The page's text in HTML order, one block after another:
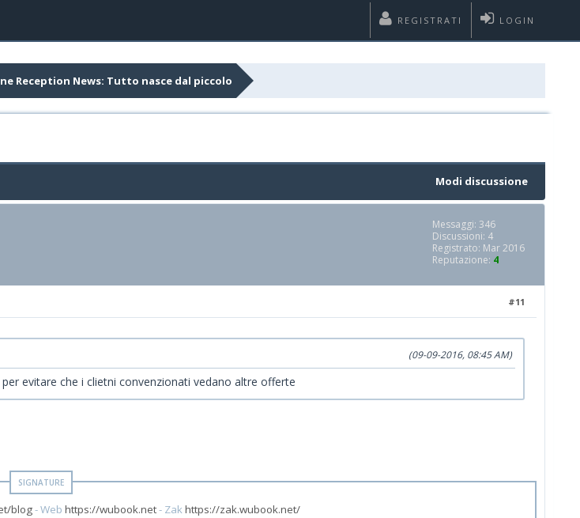
LOGIN
REGISTRATI
Reception News: Tutto nasce dal piccolo
Modi discussione
Messaggi: 346
Discussioni: 4
Registrato: Mar 2016
Reputazione: 4
#11
(09-09-2016, 08:45 AM)
evitare che i clietni convenzionati vedano altre offerte
blog- Web https://wubook.net- Zakhttps://zak.wubook.net/